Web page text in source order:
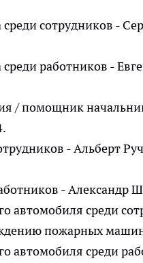
сотрудников -
работников -
/ помощник
- Альберт
- Александр
автомобиля среди
пожарных
автомобиля среди